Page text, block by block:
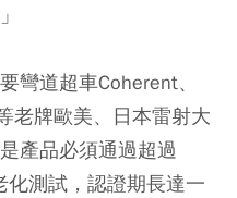
彎道超車Coherent、
老牌歐美、日本雷射大
產品必須通過超過
測試，認證期長達一